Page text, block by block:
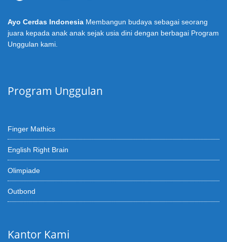
Ayo Cerdas Indonesia Membangun budaya sebagai seorang
juara kepada anak anak sejak usia dini dengan berbagai Program
Unggulan kami.
Program Unggulan
Finger Mathics
English Right Brain
Olimpiade
Outbond
Kantor Kami